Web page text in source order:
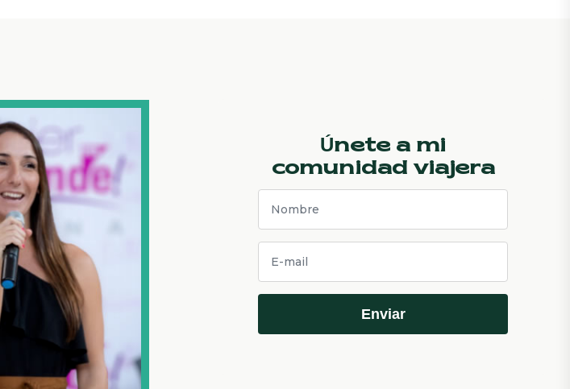
Únete a mi
comunidad viajera
Enviar